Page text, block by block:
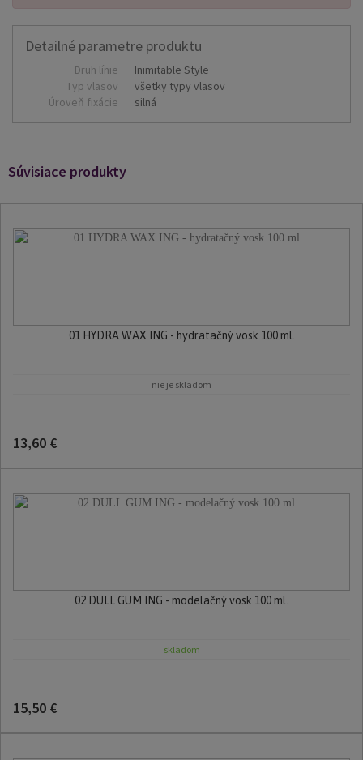
Detailné parametre produktu
Druh línie
Inimitable Style
Typ vlasov
všetky typy vlasov
Úroveň fixácie
silná
Súvisiace produkty
01 HYDRA WAX ING - hydratačný vosk 100 ml.
nie je skladom
13,60 €
02 DULL GUM ING - modelačný vosk 100 ml.
skladom
15,50 €